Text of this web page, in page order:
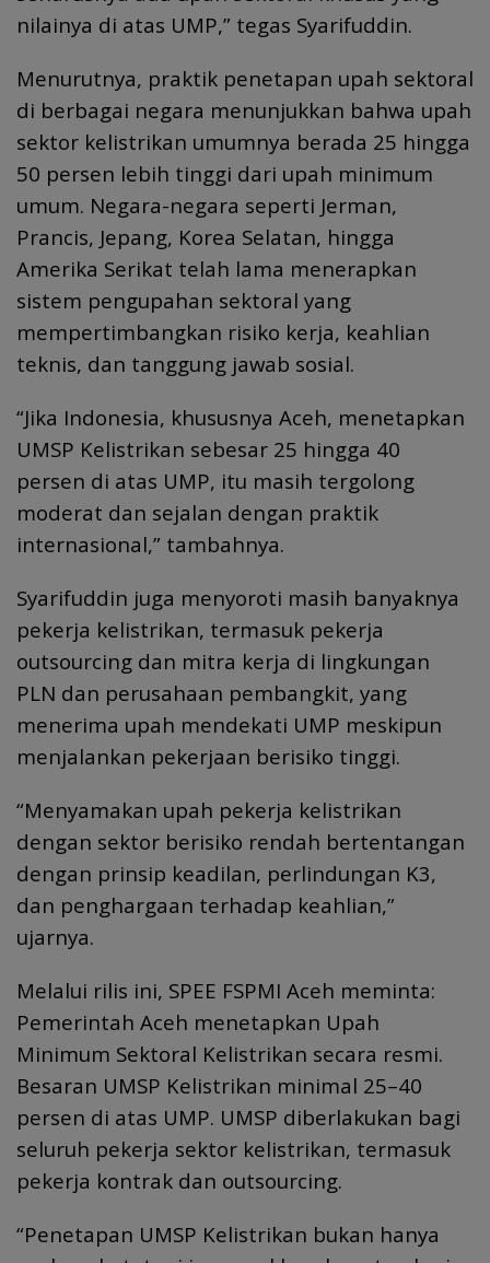
nilainya di atas UMP,” tegas Syarifuddin.
Menurutnya, praktik penetapan upah sektoral
di berbagai negara menunjukkan bahwa upah
sektor kelistrikan umumnya berada 25 hingga
50 persen lebih tinggi dari upah minimum
umum. Negara-negara seperti Jerman,
Prancis, Jepang, Korea Selatan, hingga
Amerika Serikat telah lama menerapkan
sistem pengupahan sektoral yang
mempertimbangkan risiko kerja, keahlian
teknis, dan tanggung jawab sosial.
“Jika Indonesia, khususnya Aceh, menetapkan
UMSP Kelistrikan sebesar 25 hingga 40
persen di atas UMP, itu masih tergolong
moderat dan sejalan dengan praktik
internasional,” tambahnya.
Syarifuddin juga menyoroti masih banyaknya
pekerja kelistrikan, termasuk pekerja
outsourcing dan mitra kerja di lingkungan
PLN dan perusahaan pembangkit, yang
menerima upah mendekati UMP meskipun
menjalankan pekerjaan berisiko tinggi.
“Menyamakan upah pekerja kelistrikan
dengan sektor berisiko rendah bertentangan
dengan prinsip keadilan, perlindungan K3,
dan penghargaan terhadap keahlian,”
ujarnya.
Melalui rilis ini, SPEE FSPMI Aceh meminta:
Pemerintah Aceh menetapkan Upah
Minimum Sektoral Kelistrikan secara resmi.
Besaran UMSP Kelistrikan minimal 25–40
persen di atas UMP. UMSP diberlakukan bagi
seluruh pekerja sektor kelistrikan, termasuk
pekerja kontrak dan outsourcing.
“Penetapan UMSP Kelistrikan bukan hanya